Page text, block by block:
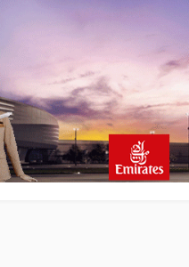
kısa rotalara hazırlanıyor
Trump’ı taşıyan Marine One,
yolcu uçağına fazla yaklaştı
14 saat önce
Emirates A380 yolcu